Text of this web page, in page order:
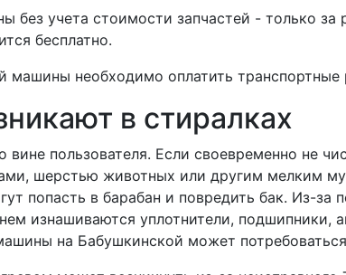
без учета стоимости запчастей - только
бесплатно.
машины необходимо оплатить транспортные
в стиралках
пользователя. Если своевременно не
шерстью животных или другим мелким
попасть в барабан и повредить бак. Из-за
изнашиваются уплотнители, подшипники,
на Бабушкинской может